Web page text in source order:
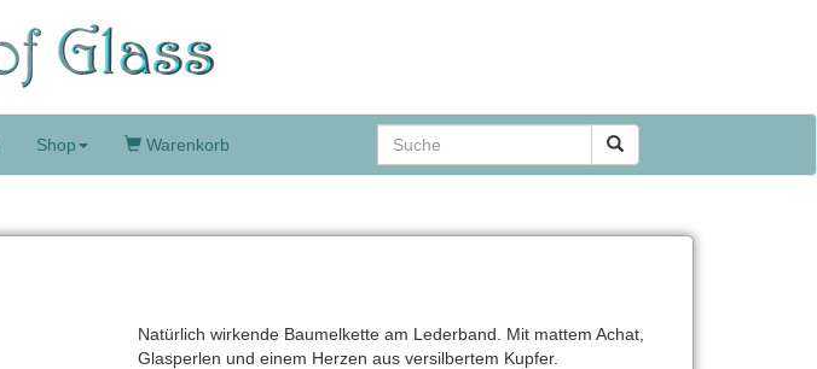
Shop Warenkorb
Natürlich wirkende Baumelkette am Lederband. Mit mattem Achat,
Glasperlen und einem Herzen aus versilbertem Kupfer.